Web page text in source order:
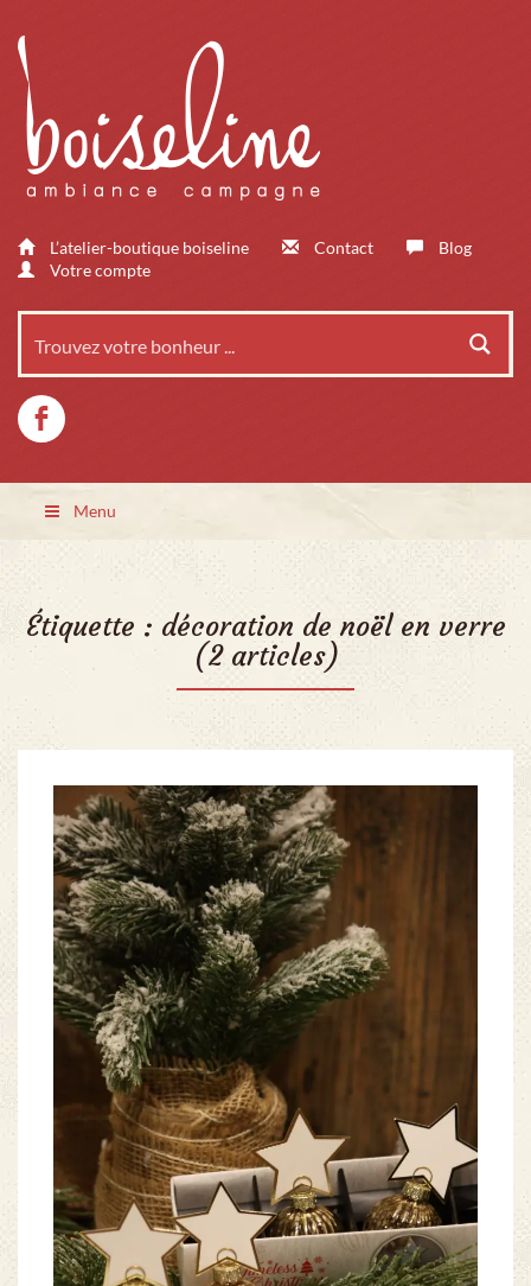
L’atelier-boutique boiseline Contact
Blog
Votre compte
Menu
Étiquette : décoration de noël en verre
(2 articles)